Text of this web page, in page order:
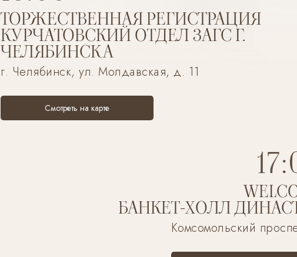
БАНКЕТ-ХОЛЛ
Комсомольский
ТОРЖЕСТВЕННАЯ РЕГИСТРАЦИЯ
КУРЧАТОВСКИЙ ОТДЕЛ ЗАГС Г.
ЧЕЛЯБИНСКА
г. Челябинск, ул. Молдавская, д. 11
Смотреть на карте